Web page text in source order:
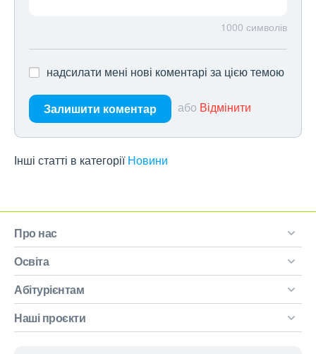
1000 символів
надсилати мені нові коментарі за цією темою
Залишити коментар або Відмінити
Інші статті в категорії Новини
Про нас
Освіта
Абітурієнтам
Наші проєкти